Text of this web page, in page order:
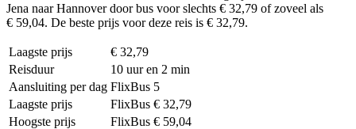
Jena naar Hannover door bus voor slechts € 32,79 of zoveel als
€ 59,04. De beste prijs voor deze reis is € 32,79.
Laagste prijs
€ 32,79
Reisduur
10 uur en 2 min
Aansluiting per dag FlixBus 5
Laagste prijs
FlixBus € 32,79
Hoogste prijs
FlixBus € 59,04